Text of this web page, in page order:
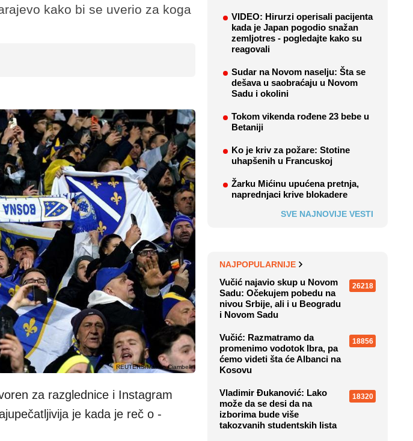
kako bi se uverio za koga
REUTERS/Matteo Ciambelli
za razglednice i Instagram
je kada je reč o -
VIDEO: Hirurzi operisali pacijenta
kada je Japan pogodio snažan
zemljotres - pogledajte kako su
reagovali
Sudar na Novom naselju: Šta se
dešava u saobraćaju u Novom
Sadu i okolini
Tokom vikenda rođene 23 bebe u
Betaniji
Ko je kriv za požare: Stotine
uhapšenih u Francuskoj
Žarku Mićinu upućena pretnja,
naprednjaci krive blokadere
SVE NAJNOVIJE VESTI
NAJPOPULARNIJE
Vučić najavio skup u Novom
Sadu: Očekujem pobedu na
nivou Srbije, ali i u Beogradu
i Novom Sadu
26218
Vučić: Razmatramo da
promenimo vodotok Ibra, pa
ćemo videti šta će Albanci na
Kosovu
18856
Vladimir Đukanović: Lako
može da se desi da na
izborima bude više
takozvanih studentskih lista
18320